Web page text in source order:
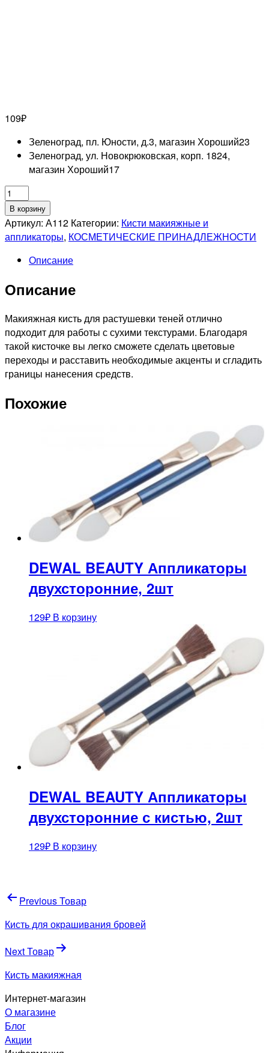
109₽
Зеленоград, пл. Юности, д.3, магазин Хороший23
Зеленоград, ул. Новокрюковская, корп. 1824,
магазин Хороший17
Количество
товара
Кисть
макияжная
В корзину
Артикул: А112 Категории: Кисти макияжные и
аппликаторы, КОСМЕТИЧЕСКИЕ ПРИНАДЛЕЖНОСТИ
Описание
Описание
Макияжная кисть для растушевки теней отлично
подходит для работы с сухими текстурами. Благодаря
такой кисточке вы легко сможете сделать цветовые
переходы и расставить необходимые акценты и сгладить
границы нанесения средств.
Похожие
DEWAL BEAUTY Аппликаторы
двухсторонние, 2шт
129₽ В корзину
DEWAL BEAUTY Аппликаторы
двухсторонние с кистью, 2шт
129₽ В корзину
Навигация
по
записям
Previous Товар
Кисть для окрашивания бровей
Next Товар
Кисть макияжная
Интернет-магазин
О магазине
Блог
Акции